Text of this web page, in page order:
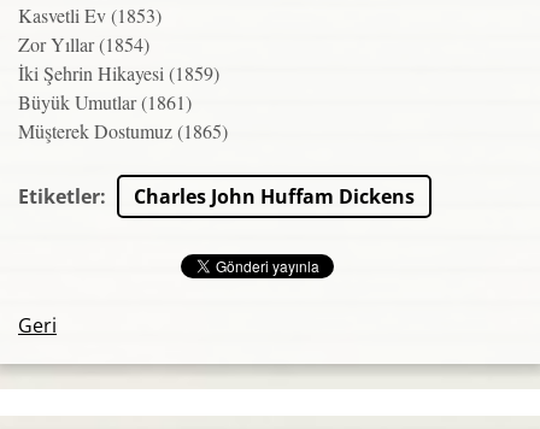
Kasvetli Ev (1853)
Zor Yıllar (1854)
İki Şehrin Hikayesi (1859)
Büyük Umutlar (1861)
Müşterek Dostumuz (1865)
Etiketler: Charles John Huffam Dickens
Geri